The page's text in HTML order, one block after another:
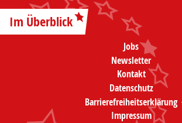
Im Überblick
Jobs
Newsletter
Kontakt
Datenschutz
Barrierefreiheitserklärung
Impressum